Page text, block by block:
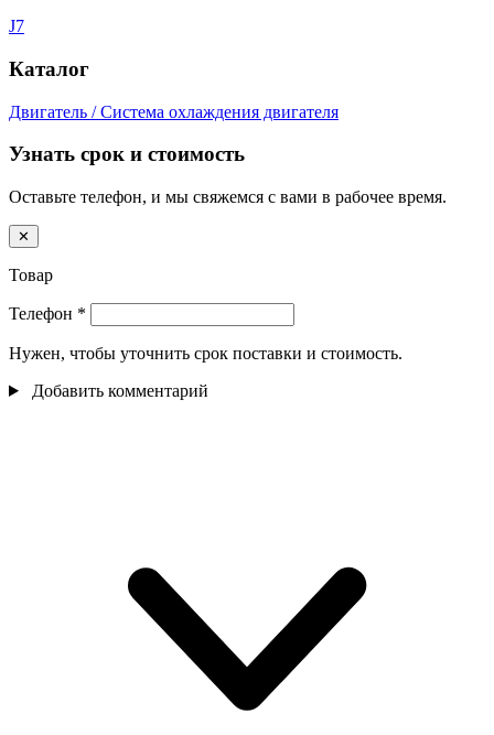
J7
Каталог
Двигатель / Система охлаждения двигателя
Узнать срок и стоимость
Оставьте телефон, и мы свяжемся с вами в рабочее время.
✕
Товар
Телефон *
Нужен, чтобы уточнить срок поставки и стоимость.
Добавить комментарий